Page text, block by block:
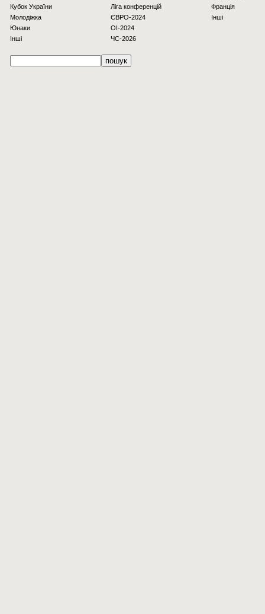
Кубок України
Молодіжка
Юнаки
Інші
Ліга конференцій
ЄВРО-2024
OI-2024
ЧС-2026
Франція
Інші